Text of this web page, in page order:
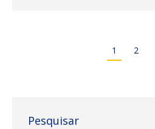
1 2
Pesquisar